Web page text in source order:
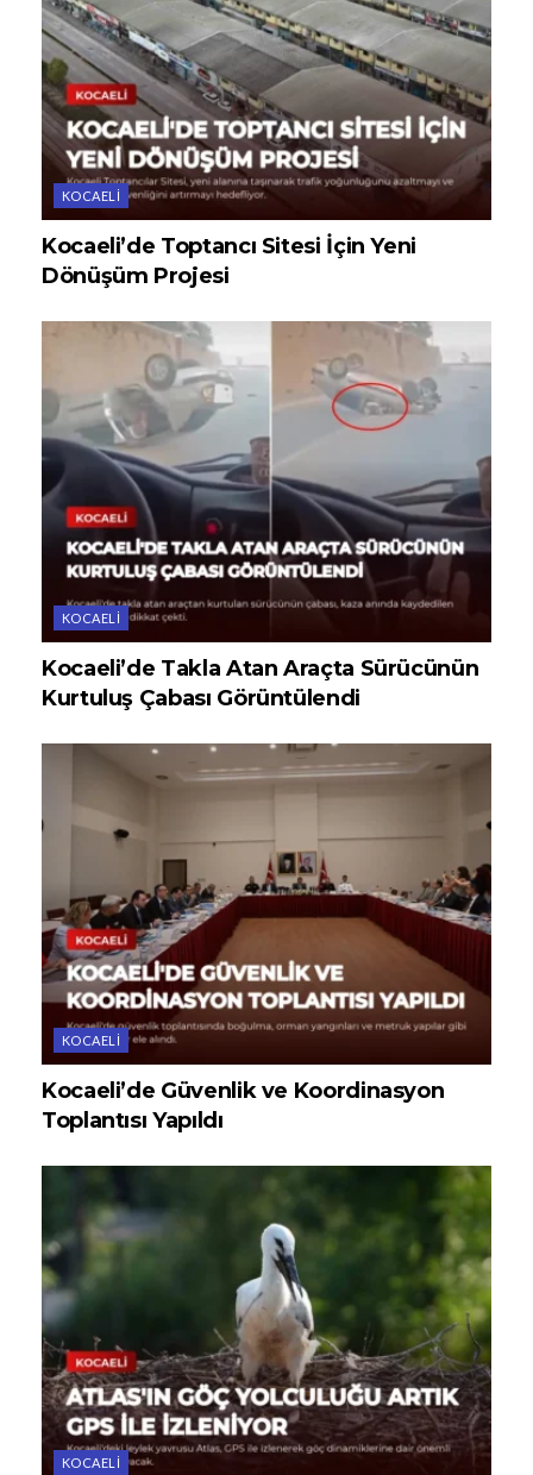
KOCAELI
Kocaeli’de Toptancı Sitesi İçin Yeni
Dönüşüm Projesi
KOCAELI
Kocaeli’de Takla Atan Araçta Sürücünün
Kurtuluş Çabası Görüntülendi
KOCAELI
Kocaeli’de Güvenlik ve Koordinasyon
Toplantısı Yapıldı
KOCAELI